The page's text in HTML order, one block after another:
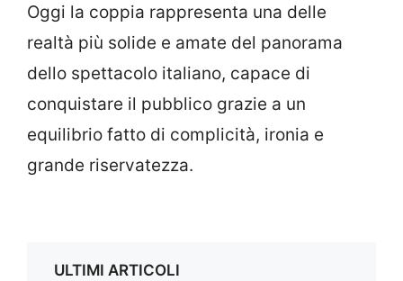
Oggi la coppia rappresenta una delle
realtà più solide e amate del panorama
dello spettacolo italiano, capace di
conquistare il pubblico grazie a un
equilibrio fatto di complicità, ironia e
grande riservatezza.
ULTIMI ARTICOLI